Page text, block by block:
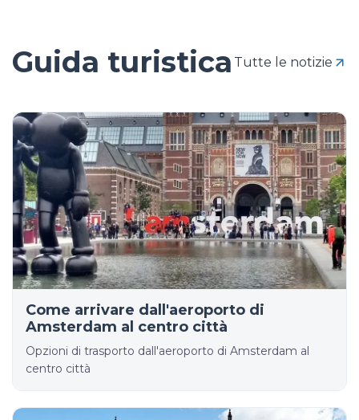
Guida turistica Tutte le notizie
Come arrivare dall'aeroporto di
Amsterdam al centro città
Opzioni di trasporto dall'aeroporto di Amsterdam al
centro città